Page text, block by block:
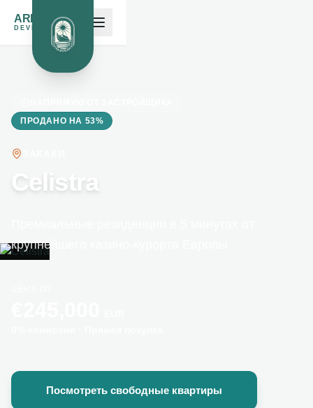
ARK NOAH'S
DEVELOPMENTS
ПРОДАНО НА 53%
Celistra
крупнейшего казино-курорта Европы
Посмотреть свободные квартиры